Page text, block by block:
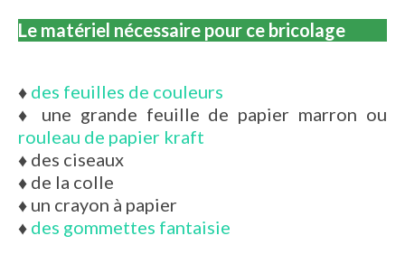
Le matériel nécessaire pour ce bricolage
♦ des feuilles de couleurs
♦
une grande feuille de papier marron ou
rouleau de papier kraft
♦ des ciseaux
♦ de la colle
♦ un crayon à papier
♦ des gommettes fantaisie